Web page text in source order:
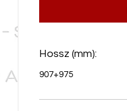
Hossz (mm):
907+975